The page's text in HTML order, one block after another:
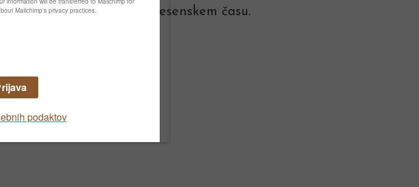
obarvanosti listov v jesenskem času.